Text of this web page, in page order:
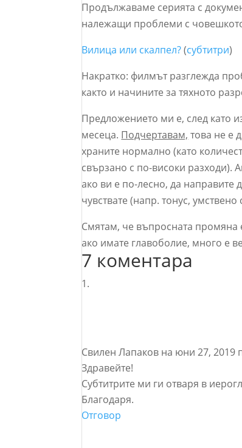
Продължаваме серията с
належащи проблеми с
Вилица или скалпел?(субтитри)
Накратко: филмът разглежда
както и начините за тяхното
Предложението ми е, след като
месеца. Подчертавам, това не е
храните нормално (като
свързано с по-високи разходи).
ако ви е по-лесно, да направите
чувствате (напр. тонус,
Смятам, че въпросната промяна
ако имате главоболие, много е
7 коментара
Свилен Лапаков на юни 27, 2019
Здравейте!
Субтитрите ми ги отваря в
Благодаря.
Отговор